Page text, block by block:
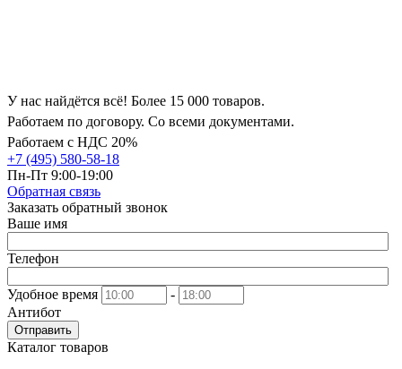
У нас найдётся всё! Более 15 000 товаров.
Работаем по договору. Со всеми документами.
Работаем с НДС 20%
+7 (495) 580-58-18
Пн-Пт 9:00-19:00
Обратная связь
Заказать обратный звонок
Ваше имя
Телефон
Удобное время
-
Антибот
Отправить
Каталог товаров